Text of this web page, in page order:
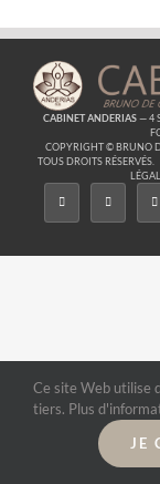
CABINET ANDERIAS— 4
COPYRIGHT © BRUNO
TOUS DROITS RÉSERVÉS.
Ce site Web utilise
tiers. Plus
JE